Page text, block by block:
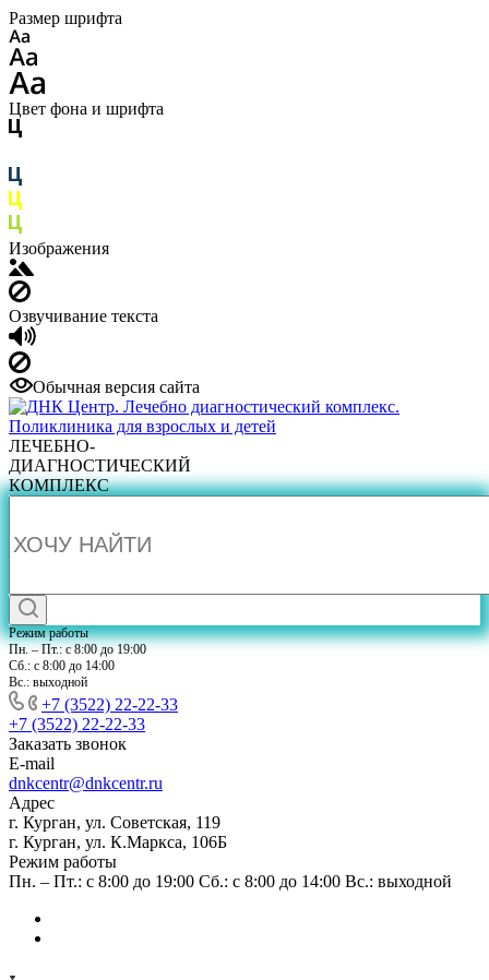
Размер шрифта
Цвет фона и шрифта
Изображения
Озвучивание текста
Обычная версия сайта
ЛЕЧЕБНО-
ДИАГНОСТИЧЕСКИЙ
КОМПЛЕКС
Режим работы
Пн. – Пт.: с 8:00 до 19:00
Сб.: с 8:00 до 14:00
Вс.: выходной
+7 (3522) 22-22-33
+7 (3522) 22-22-33
Заказать звонок
E-mail
dnkcentr@dnkcentr.ru
Адрес
г. Курган, ул. Советская, 119
г. Курган, ул. К.Маркса, 106Б
Режим работы
Пн. – Пт.: с 8:00 до 19:00 Сб.: с 8:00 до 14:00 Вс.: выходной